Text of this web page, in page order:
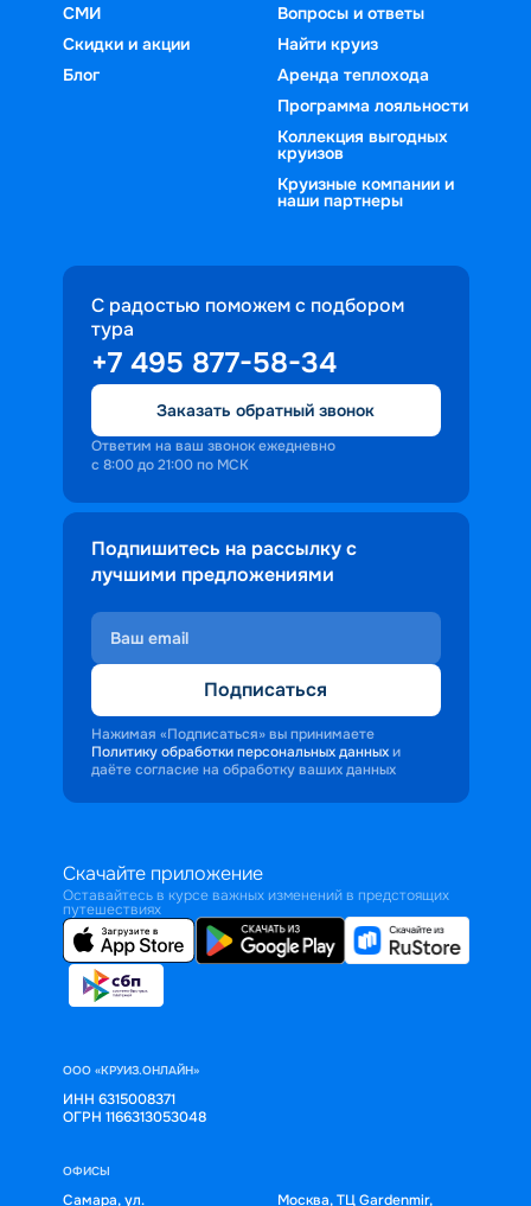
СМИ
Скидки и акции
Блог
Вопросы и ответы
Найти круиз
Аренда теплохода
Программа лояльности
Коллекция выгодных
круизов
Круизные компании и
наши партнеры
С радостью поможем с подбором
тура
+7 495 877-58-34
Заказать обратный звонок
Ответим на ваш звонок ежедневно
с 8:00 до 21:00 по МСК
Подпишитесь на рассылку с
лучшими предложениями
Подписаться
Нажимая «Подписаться» вы принимаете
Политику обработки персональных данных и
даёте согласие на обработку ваших данных
Скачайте приложение
Оставайтесь в курсе важных изменений в предстоящих
путешествиях
ООО «КРУИЗ.ОНЛАЙН»
ИНН 6315008371
ОГРН 1166313053048
ОФИСЫ
Самара, ул. Москва, ТЦ Gardenmir,